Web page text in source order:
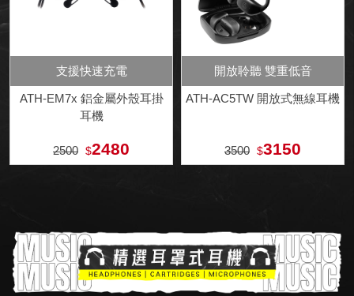
支援快速充電
ATH-EM7x 鋁金屬外殼耳掛
耳機
2500 $2480
開放聆聽 雙重低音
ATH-AC5TW 開放式無線耳機
3500 $3150